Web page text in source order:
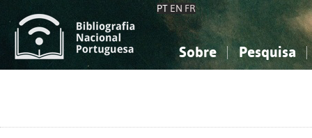
PT EN FR
Sobre Pesquisa